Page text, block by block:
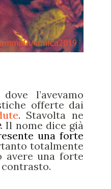
l’avevamo
offerte dai
. Stavolta ne
. Il nome dice già
una forte
totalmente
avere una forte